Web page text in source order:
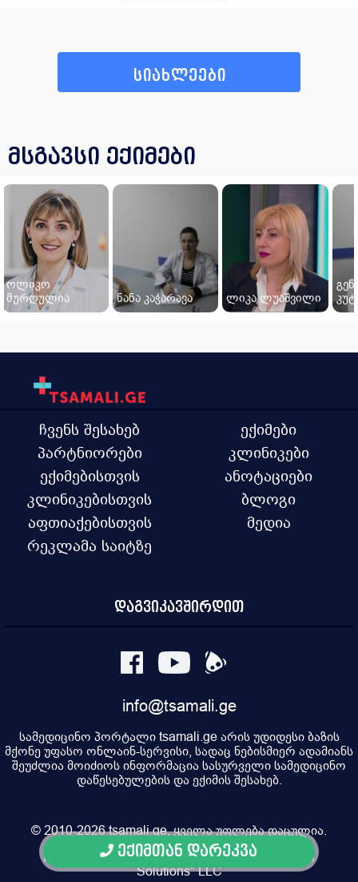
ექიმთან დარეკვა
სიახლეები
მსგავსი ექიმები
ოლიკო
მურღულია
ნანა კაჭარავა ლიკა ლუაშვილი
ჩვენს შესახებ
პარტნიორები
ექიმებისთვის
კლინიკებისთვის
აფთიაქებისთვის
რეკლამა საიტზე
ექიმები
კლინიკები
ანოტაციები
ბლოგი
მედია
დაგვიკავშირდით
info@tsamali.ge
სამედიცინო პორტალი tsamali.ge არის უდიდესი ბაზის
მქონე უფასო ონლაინ-სერვისი, სადაც ნებისმიერ ადამიანს
შეუძლია მოიძიოს ინფორმაცია სასურველი სამედიცინო
დაწესებულების და ექიმის შესახებ.
© 2010-2026 tsamali.ge, ყველა უფლება დაცულია.
Developed by Pulsar Digital, Property of "Digital
Solutions" LLC